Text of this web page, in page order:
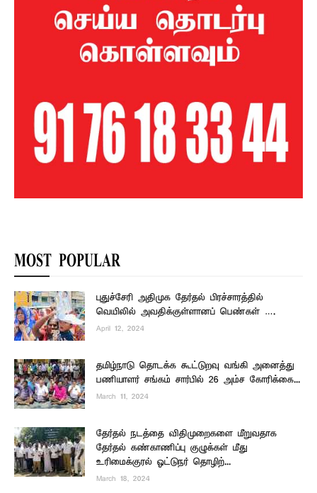
MOST POPULAR
புதுச்சேரி அதிமுக தேர்தல் பிரச்சாரத்தில்
வெயிலில் அவதிக்குள்ளானப் பெண்கள் ….
April 12, 2024
தமிழ்நாடு தொடக்க கூட்டுறவு வங்கி அனைத்து
பணியாளர் சங்கம் சார்பில் 26 அம்ச கோரிக்கை...
March 11, 2024
தேர்தல் நடத்தை விதிமுறைகளை மீறுவதாக
தேர்தல் கண்காணிப்பு குழுக்கள் மீது
உரிமைக்குரல் ஓட்டுநர் தொழிற்...
March 18, 2024